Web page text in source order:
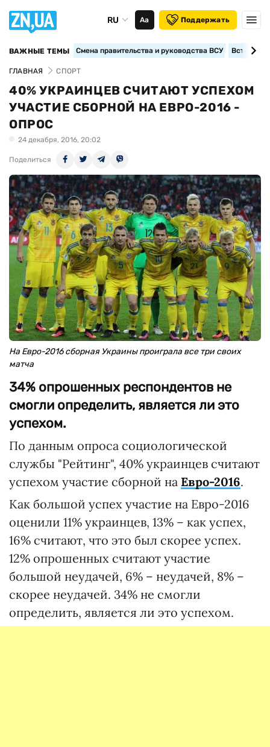
RU Аа Поддержать
ВАЖНЫЕ ТЕМЫ Смена правительства и руководства ВСУ
ГЛАВНАЯ СПОРТ
40% УКРАИНЦЕВ СЧИТАЮТ УСПЕХОМ
УЧАСТИЕ СБОРНОЙ НА ЕВРО-2016 -
ОПРОС
24 декабря, 2016, 20:02
Поделиться
На Евро-2016 сборная Украины проиграла все три своих
матча
34% опрошенных респондентов не
смогли определить, является ли это
успехом.
По данным опроса социологической
службы "Рейтинг", 40% украинцев считают
успехом участие сборной на Евро-2016.
Как большой успех участие на Евро-2016
оценили 11% украинцев, 13% – как успех,
16% считают, что это был скорее успех.
12% опрошенных считают участие
большой неудачей, 6% – неудачей, 8% –
скорее неудачей. 34% не смогли
определить, является ли это успехом.